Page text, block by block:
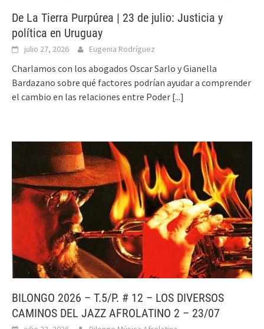
De La Tierra Purpúrea | 23 de julio: Justicia y
política en Uruguay
julio 27, 2026 Eugenia Rodríguez
Charlamos con los abogados Oscar Sarlo y Gianella
Bardazano sobre qué factores podrían ayudar a comprender
el cambio en las relaciones entre Poder [...]
BILONGO 2026 – T.5/P. # 12 – LOS DIVERSOS
CAMINOS DEL JAZZ AFROLATINO 2 – 23/07